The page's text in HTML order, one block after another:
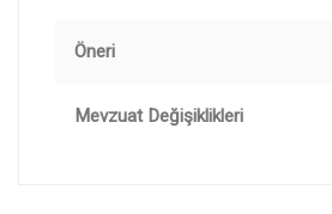
Öneri
Mevzuat Değişiklikleri